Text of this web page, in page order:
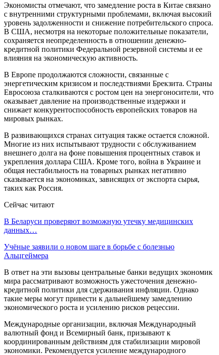
Экономисты отмечают, что замедление роста в Китае связано
с внутренними структурными проблемами, включая высокий
уровень задолженности и снижение потребительского спроса.
В США, несмотря на некоторые положительные показатели,
сохраняется неопределенность в отношении денежно-
кредитной политики Федеральной резервной системы и ее
влияния на экономическую активность.
В Европе продолжаются сложности, связанные с
энергетическим кризисом и последствиями Брекзита. Страны
Евросоюза сталкиваются с ростом цен на энергоносители, что
оказывает давление на производственные издержки и
снижает конкурентоспособность европейских товаров на
мировых рынках.
В развивающихся странах ситуация также остается сложной.
Многие из них испытывают трудности с обслуживанием
внешнего долга на фоне повышения процентных ставок и
укрепления доллара США. Кроме того, война в Украине и
общая нестабильность на товарных рынках негативно
сказывается на экономиках, зависящих от экспорта сырья,
таких как Россия.
Сейчас читают
В Беларуси проверяют возможную утечку медицинских
данных…
Учёные заявили о новом шаге в борьбе с болезнью
Альцгеймера
В ответ на эти вызовы центральные банки ведущих экономик
мира рассматривают возможность ужесточения денежно-
кредитной политики для сдерживания инфляции. Однако
такие меры могут привести к дальнейшему замедлению
экономического роста и усилению рисков рецессии.
Международные организации, включая Международный
валютный фонд и Всемирный банк, призывают к
координированным действиям для стабилизации мировой
экономики. Рекомендуется усиление международного